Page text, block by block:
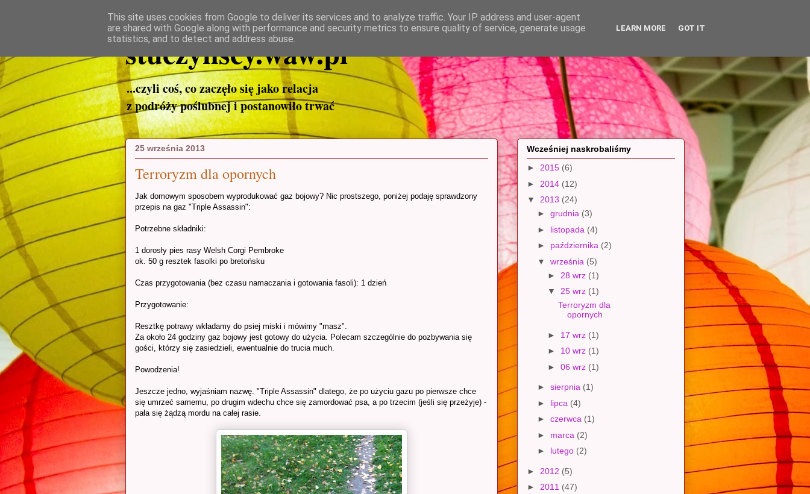
stuczynscy.waw.pl
...czyli coś, co zaczęło się jako relacja
z podróży poślubnej i postanowiło trwać
25 września 2013
Terroryzm dla opornych
Jak domowym sposobem wyprodukować gaz bojowy? Nic prostszego, poniżej podaję sprawdzony
przepis na gaz "Triple Assassin":
Potrzebne składniki:
1 dorosły pies rasy Welsh Corgi Pembroke
ok. 50 g resztek fasolki po bretońsku
Czas przygotowania (bez czasu namaczania i gotowania fasoli): 1 dzień
Przygotowanie:
Resztkę potrawy wkładamy do psiej miski i mówimy "masz".
Za około 24 godziny gaz bojowy jest gotowy do użycia. Polecam szczególnie do pozbywania się
gości, którzy się zasiedzieli, ewentualnie do trucia much.
Powodzenia!
Jeszcze jedno, wyjaśniam nazwę. "Triple Assassin" dlatego, że po użyciu gazu po pierwsze chce
się umrzeć samemu, po drugim wdechu chce się zamordować psa, a po trzecim (jeśli się przeżyje) -
pała się żądzą mordu na całej rasie.
Wcześniej naskrobaliśmy
► 2015 (6)
► 2014 (12)
▼ 2013 (24)
► grudnia (3)
► listopada (4)
► października (2)
▼ września (5)
► 28 wrz (1)
▼ 25 wrz (1)
Terroryzm dla
opornych
► 17 wrz (1)
► 10 wrz (1)
► 06 wrz (1)
► sierpnia (1)
► lipca (4)
► czerwca (1)
► marca (2)
► lutego (2)
► 2012 (5)
► 2011 (47)
This site uses cookies from Google to deliver its services and to analyze traffic. Your IP address and user-agent
are shared with Google along with performance and security metrics to ensure quality of service, generate usage
statistics, and to detect and address abuse.
LEARN MORE GOT IT